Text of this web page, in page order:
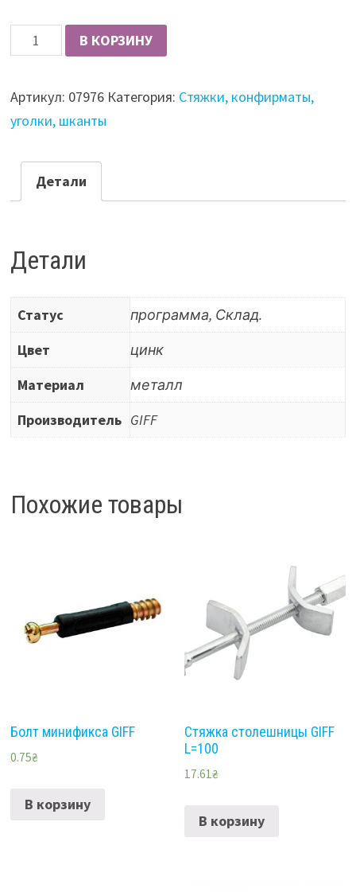
Количество
Соединительная
GIFF
35х30
В КОРЗИНУ
Артикул: 07976 Категория: Стяжки, конфирматы,
уголки, шканты
Детали
Детали
Статус
программа, Склад.
Цвет
цинк
Материал
металл
Производитель GIFF
Похожие товары
Болт минификса GIFF
0.75₴
В корзину
Стяжка столешницы GIFF
L=100
17.61₴
В корзину